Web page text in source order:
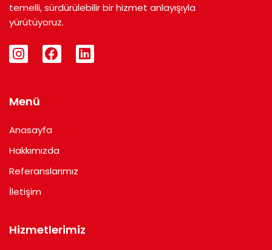
temelli, sürdürülebilir bir hizmet anlayışıyla
yürütüyoruz.
I
n
a
r
a
m
F
a
o
k
L
i
Menü
Anasayfa
Hakkımızda
Referanslarımız
İletişim
Hizmetlerimiz